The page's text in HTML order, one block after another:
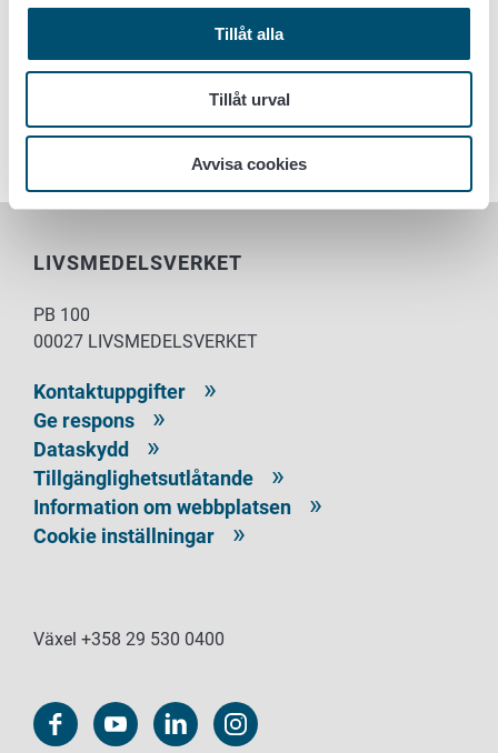
Tillåt alla
Tillåt urval
Avvisa cookies
högre högskoleexamen)
Nyckelord
Instruktioner för konsumenter Livsmedelsbranschen
LIVSMEDELSVERKET
PB 100
00027 LIVSMEDELSVERKET
Kontaktuppgifter
Ge respons
Dataskydd
Tillgänglighetsutlåtande
Information om webbplatsen
Cookie inställningar
Växel +358 29 530 0400